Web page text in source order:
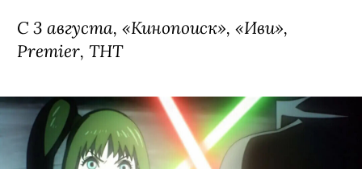
С 3 августа, «Кинопоиск», «Иви»,
Premier, ТНТ